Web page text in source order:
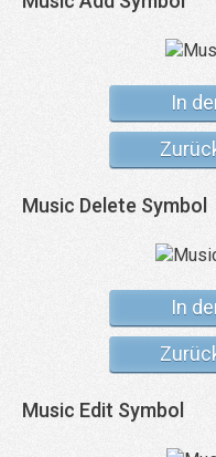
In
Music Delete Symbol
In
Music Edit Symbol